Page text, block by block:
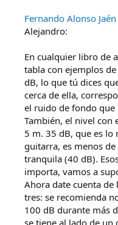
Fernando Alonso
Alejandro:
En cualquier libro de
tabla con ejemplos
dB, lo que tú dices
cerca de ella,
el ruido de fondo que
También, el nivel con
5 m. 35 dB, que es
guitarra, es menos
tranquila (40 dB).
importa, vamos a
Ahora date cuenta
tres: se recomienda
100 dB durante más
se tiene al lado de un